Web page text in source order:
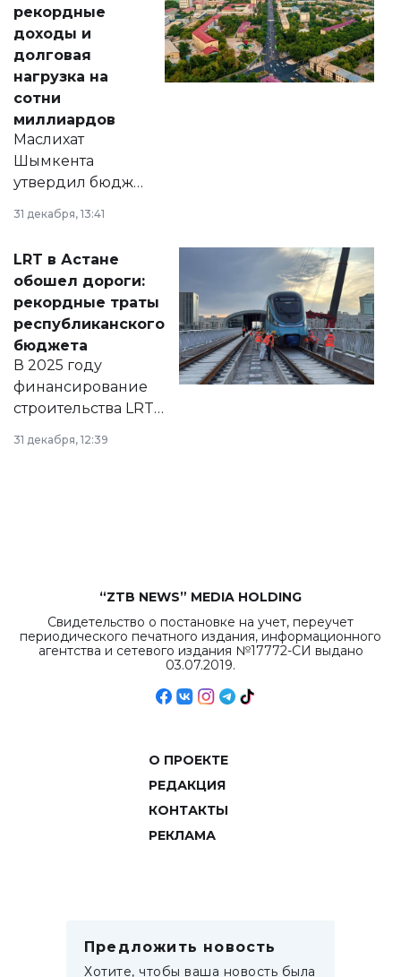
рекордные
доходы и
долговая
нагрузка на
сотни
миллиардов
Маслихат
Шымкента
утвердил бюджет
города на 2026–
2028 годы.
документ
появился в базе
нормативных
правовых актов и
на сайте маслихат
города.
31 декабря, 13:41
LRT в Астане
обошел дороги:
рекордные траты
республиканского
бюджета
В 2025 году
финансирование
строительства LRT
в Астане из
республиканского
31 декабря, 12:39
“ZTB NEWS” MEDIA HOLDING
Свидетельство о постановке на учет, переучет
периодического печатного издания, информационного
агентства и сетевого издания №17772-СИ выдано
03.07.2019.
О ПРОЕКТЕ
РЕДАКЦИЯ
КОНТАКТЫ
РЕКЛАМА
Предложить новость
Хотите, чтобы ваша новость была